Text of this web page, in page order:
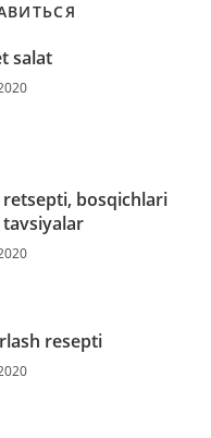
salat
bosqichlari
resepti